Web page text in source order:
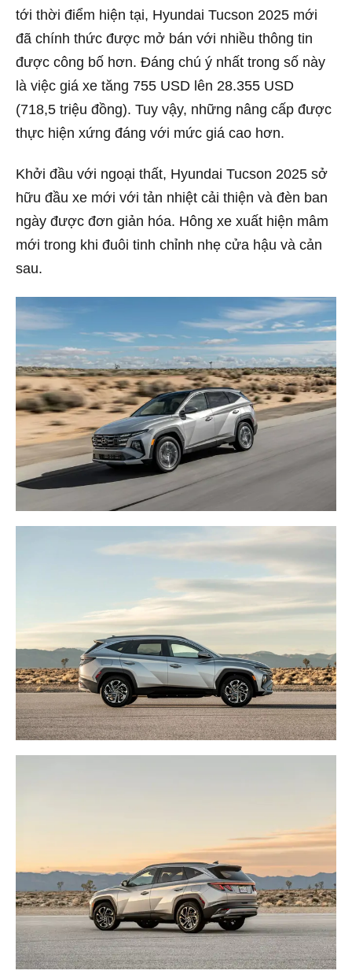
tới thời điểm hiện tại, Hyundai Tucson 2025 mới
đã chính thức được mở bán với nhiều thông tin
được công bố hơn. Đáng chú ý nhất trong số này
là việc giá xe tăng 755 USD lên 28.355 USD
(718,5 triệu đồng). Tuy vậy, những nâng cấp được
thực hiện xứng đáng với mức giá cao hơn.
Khởi đầu với ngoại thất, Hyundai Tucson 2025 sở
hữu đầu xe mới với tản nhiệt cải thiện và đèn ban
ngày được đơn giản hóa. Hông xe xuất hiện mâm
mới trong khi đuôi tinh chỉnh nhẹ cửa hậu và cản
sau.